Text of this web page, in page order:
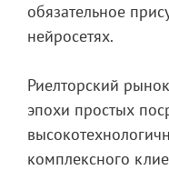
обязательное
нейросетях.
Риелторский
эпохи простых
комплексного